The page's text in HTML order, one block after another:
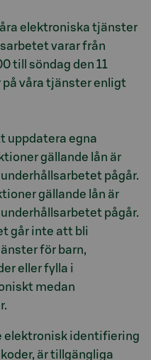
elektroniska tjänster
varar från
till söndag den 11
på våra tjänster enligt
uppdatera egna
gällande lån är
pågår.
gällande lån är
pågår.
går inte att bli
för barn,
eller fylla i
medan
elektronisk identifiering
är tillgängliga